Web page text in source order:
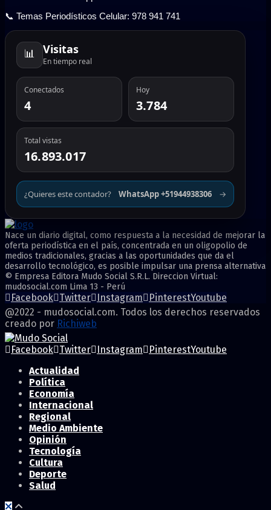
📞 Temas Periodísticos Celular: 978 941 741
📊 Visitas
En tiempo real
Conectados
4
Hoy
3.784
Total vistas
16.893.017
¿Quieres este contador? WhatsApp +51944938306 →
Nace un diario digital, como respuesta a la necesidad de mejorar la
oferta periodística en el país, concentrada en un oligopolio de
medios tradicionales, gracias a las oportunidades que da el
desarrollo tecnológico, es posible impulsar una prensa alternativa
© Empresa Editora Mudo Social S.R.L. Direccion Virtual:
mudosocial.com Lima 13 - Perú
Facebook Twitter Instagram PinterestYoutube
@2022 - mudosocial.com. Todos los derechos reservados
creado por Richiweb
Facebook Twitter Instagram PinterestYoutube
Actualidad
Política
Economía
Internacional
Regional
Medio Ambiente
Opinión
Tecnología
Cultura
Deporte
Salud